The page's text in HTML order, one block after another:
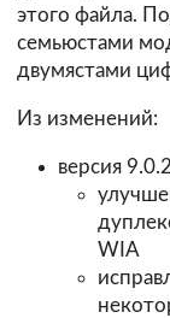
этого файла.
семьюстами
двумястами
Из изменений:
версия
WIA